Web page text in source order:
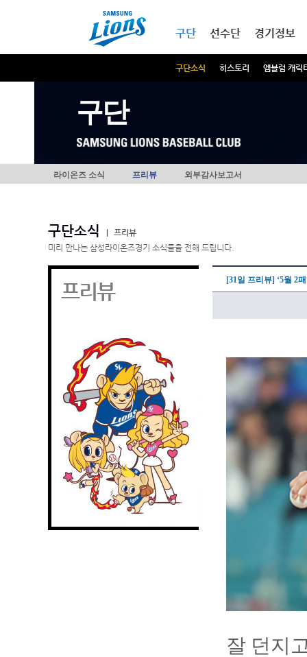
구단
구단소식 히스토리 엠블럼 캐릭
선수단 경기정보
구단
라이온즈 소식 프리뷰 외부감사보고서
구단소식
프리뷰
미리 만나는 삼성라이온즈경기 소식들을 전해 드립니다.
프리뷰 [31일 프리뷰] ‘5월 2
잘 던지